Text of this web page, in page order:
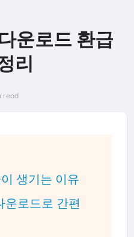
운로드 환급
리
read
생기는 이유
운로드로 간편